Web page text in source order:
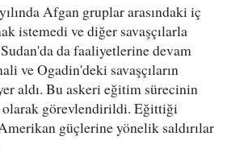
Afgan gruplar arasındaki iç
istemedi ve diğer savaşçılarla
da faaliyetlerine devam
ve Ogadin'deki savaşçıların
aldı. Bu askeri eğitim sürecinin
görevlendirildi. Eğittiği
güçlerine yönelik saldırılar